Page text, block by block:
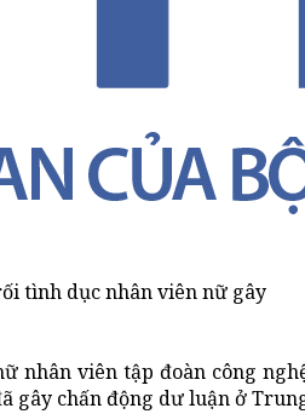
tình dục nhân viên nữ gây
nhân viên tập đoàn công
gây chấn động dư luận ở